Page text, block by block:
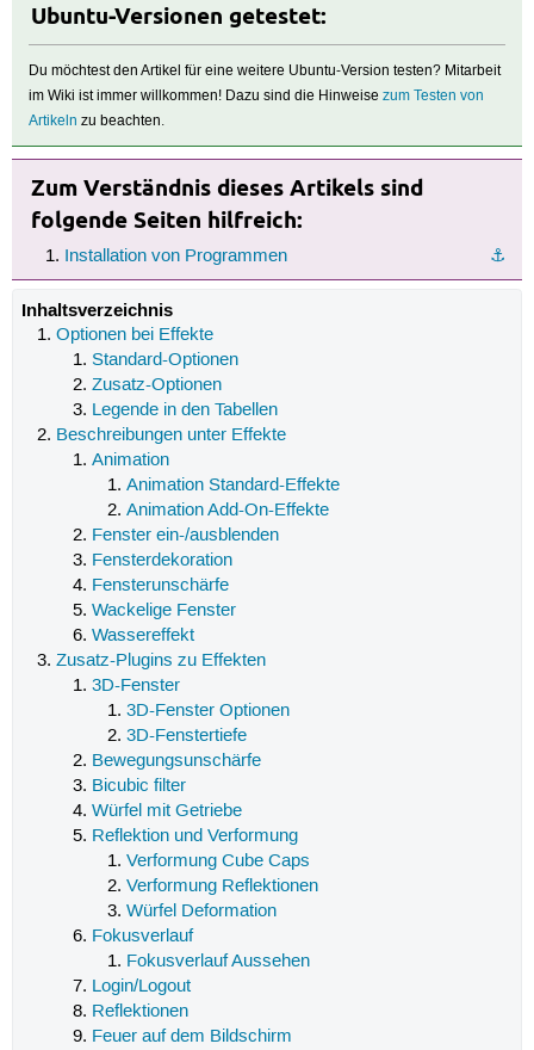
Ubuntu-Versionen getestet:
Du möchtest den Artikel für eine weitere Ubuntu-Version testen? Mitarbeit
im Wiki ist immer willkommen! Dazu sind die Hinweisezum Testen von
Artikeln zu beachten.
Zum Verständnis dieses Artikels sind
folgende Seiten hilfreich:
⚓︎
Installation von Programmen
Inhaltsverzeichnis
Optionen bei Effekte
Standard-Optionen
Zusatz-Optionen
Legende in den Tabellen
Beschreibungen unter Effekte
Animation
Animation Standard-Effekte
Animation Add-On-Effekte
Fenster ein-/ausblenden
Fensterdekoration
Fensterunschärfe
Wackelige Fenster
Wassereffekt
Zusatz-Plugins zu Effekten
3D-Fenster
3D-Fenster Optionen
3D-Fenstertiefe
Bewegungsunschärfe
Bicubic filter
Würfel mit Getriebe
Reflektion und Verformung
Verformung Cube Caps
Verformung Reflektionen
Würfel Deformation
Fokusverlauf
Fokusverlauf Aussehen
Login/Logout
Reflektionen
Feuer auf dem Bildschirm